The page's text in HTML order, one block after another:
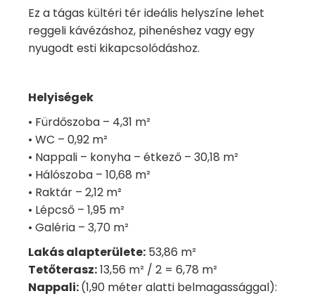
Ez a tágas kültéri tér ideális helyszíne lehet
reggeli kávézáshoz, pihenéshez vagy egy
nyugodt esti kikapcsolódáshoz.
Helyiségek
• Fürdőszoba – 4,31 m²
• WC – 0,92 m²
• Nappali – konyha – étkező – 30,18 m²
• Hálószoba – 10,68 m²
• Raktár – 2,12 m²
• Lépcső – 1,95 m²
• Galéria – 3,70 m²
Lakás alapterülete: 53,86 m²
Tetőterasz:13,56 m² / 2 = 6,78 m²
Nappali:(1,90 méter alatti belmagassággal):